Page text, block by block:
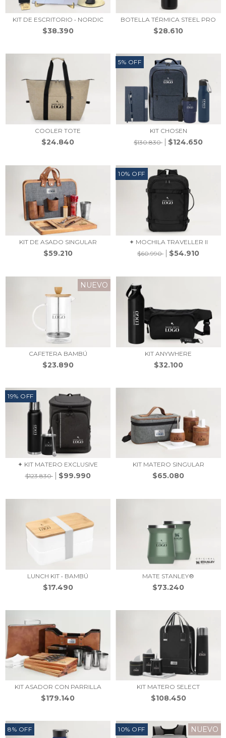
KIT DE ESCRITORIO • NORDIC
$38.390
BOTELLA TÉRMICA STEEL PRO
$28.610
COOLER TOTE
$24.840
5% OFF
KIT CHOSEN
$130.830
$124.650
KIT DE ASADO SINGULAR
$59.210
10% OFF
✦ MOCHILA TRAVELLER II
$60.990
$54.910
NUEVO
CAFETERA BAMBÚ
$23.890
KIT ANYWHERE
$32.100
19% OFF
✦ KIT MATERO EXCLUSIVE
$123.830
$99.990
KIT MATERO SINGULAR
$65.080
LUNCH KIT • BAMBÚ
$17.490
MATE STANLEY®
$73.240
KIT ASADOR CON PARRILLA
$179.140
KIT MATERO SELECT
$108.450
8% OFF 10% OFF NUEVO